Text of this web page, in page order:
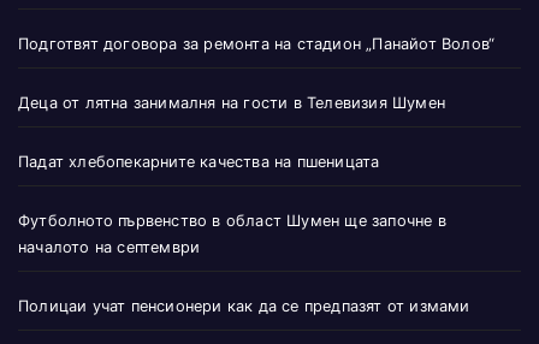
Подготвят договора за ремонта на стадион „Панайот Волов“
Деца от лятна занималня на гости в Телевизия Шумен
Падат хлебопекарните качества на пшеницата
Футболното първенство в област Шумен ще започне в
началото на септември
Полицаи учат пенсионери как да се предпазят от измами